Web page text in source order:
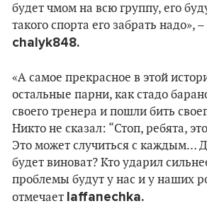
будет чмом на всю группу, его
такого спорта его забрать надо»,
chalyk848.
«А самое прекрасное в этой
остальные парни, как стадо
своего тренера и пошли бить
Никто не сказал: “Стоп, ребята,
Это может случиться с каждым…
будет виноват? Кто ударил
проблемы будут у нас и у наших
отмечает laffanechka.